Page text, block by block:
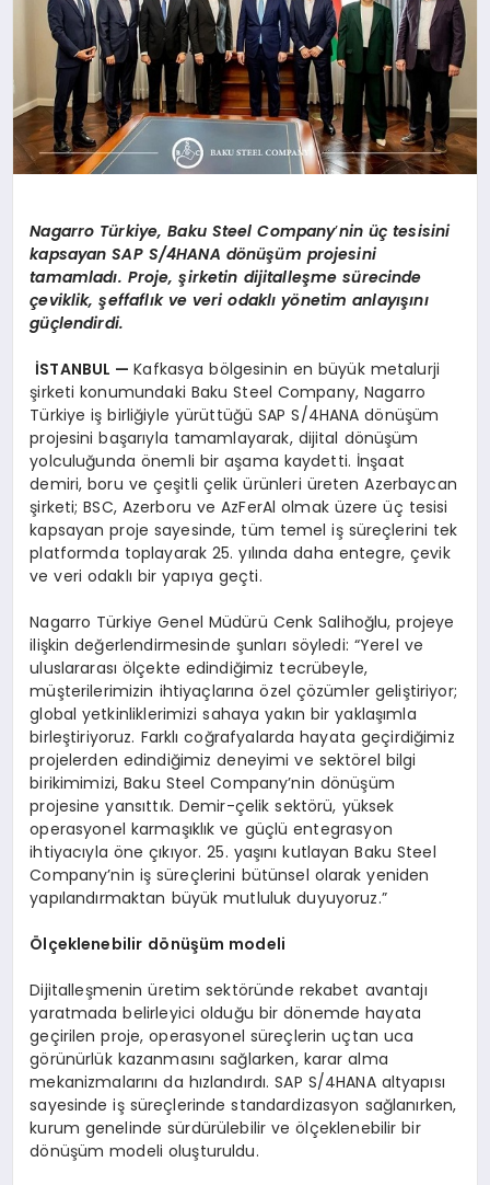
Nagarro Türkiye, Baku Steel Company’nin üç tesisini
kapsayan SAP S/4HANA dönüşüm projesini
tamamladı. Proje, şirketin dijitalleşme sürecinde
çeviklik, şeffaflık ve veri odaklı yönetim anlayışını
güçlendirdi.
İSTANBUL —Kafkasya bölgesinin en büyük metalurji
şirketi konumundaki Baku Steel Company, Nagarro
Türkiye iş birliğiyle yürüttüğü SAP S/4HANA dönüşüm
projesini başarıyla tamamlayarak, dijital dönüşüm
yolculuğunda önemli bir aşama kaydetti. İnşaat
demiri, boru ve çeşitli çelik ürünleri üreten Azerbaycan
şirketi; BSC, Azerboru ve AzFerAl olmak üzere üç tesisi
kapsayan proje sayesinde, tüm temel iş süreçlerini tek
platformda toplayarak 25. yılında daha entegre, çevik
ve veri odaklı bir yapıya geçti.
Nagarro Türkiye Genel Müdürü Cenk Salihoğlu, projeye
ilişkin değerlendirmesinde şunları söyledi: “Yerel ve
uluslararası ölçekte edindiğimiz tecrübeyle,
müşterilerimizin ihtiyaçlarına özel çözümler geliştiriyor;
global yetkinliklerimizi sahaya yakın bir yaklaşımla
birleştiriyoruz. Farklı coğrafyalarda hayata geçirdiğimiz
projelerden edindiğimiz deneyimi ve sektörel bilgi
birikimimizi, Baku Steel Company’nin dönüşüm
projesine yansıttık. Demir-çelik sektörü, yüksek
operasyonel karmaşıklık ve güçlü entegrasyon
ihtiyacıyla öne çıkıyor. 25. yaşını kutlayan Baku Steel
Company’nin iş süreçlerini bütünsel olarak yeniden
yapılandırmaktan büyük mutluluk duyuyoruz.”
Ölçeklenebilir dönüşüm modeli
Dijitalleşmenin üretim sektöründe rekabet avantajı
yaratmada belirleyici olduğu bir dönemde hayata
geçirilen proje, operasyonel süreçlerin uçtan uca
görünürlük kazanmasını sağlarken, karar alma
mekanizmalarını da hızlandırdı. SAP S/4HANA altyapısı
sayesinde iş süreçlerinde standardizasyon sağlanırken,
kurum genelinde sürdürülebilir ve ölçeklenebilir bir
dönüşüm modeli oluşturuldu.